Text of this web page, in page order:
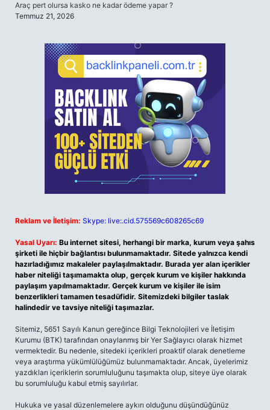
Araç pert olursa kasko ne kadar ödeme yapar ?
Temmuz 21, 2026
Reklam ve İletişim: Skype: live:.cid.575569c608265c69
Yasal Uyarı: Bu internet sitesi, herhangi bir marka, kurum veya şahıs
şirketi ile hiçbir bağlantısı bulunmamaktadır. Sitede yalnızca kendi
hazırladığımız makaleler paylaşılmaktadır. Burada yer alan içerikler
haber niteliği taşımamakta olup, gerçek kurum ve kişiler hakkında
paylaşım yapılmamaktadır. Gerçek kurum ve kişiler ile isim
benzerlikleri tamamen tesadüfidir. Sitemizdeki bilgiler taslak
halindedir ve tavsiye niteliği taşımazlar.
Sitemiz, 5651 Sayılı Kanun gereğince Bilgi Teknolojileri ve İletişim
Kurumu (BTK) tarafından onaylanmış bir Yer Sağlayıcı olarak hizmet
vermektedir. Bu nedenle, sitedeki içerikleri proaktif olarak denetleme
veya araştırma yükümlülüğümüz bulunmamaktadır. Ancak, üyelerimiz
yazdıkları içeriklerin sorumluluğunu taşımakta olup, siteye üye olarak
bu sorumluluğu kabul etmiş sayılırlar.
Hukuka ve yasal düzenlemelere aykırı olduğunu düşündüğünüz